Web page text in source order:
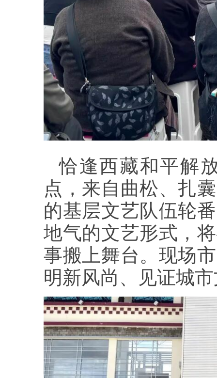
恰逢西藏和平解
点，来自曲松、扎
的基层文艺队伍轮
地气的文艺形式，
事搬上舞台。现场
明新风尚、见证城